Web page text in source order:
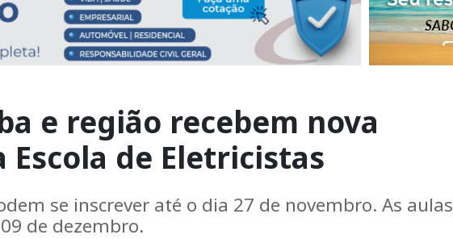
e região recebem nova
de Eletricistas
se inscrever até o dia 27 de novembro. As aulas
de dezembro.